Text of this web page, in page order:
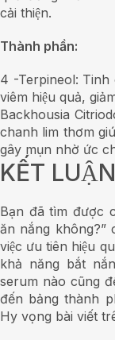
cải thiện.
Thành phần:
4 -Terpineol:
viêm hiệu quả,
Backhousia
chanh lim thơm
gây mụn nhờ ức
KẾT LUẬN
Bạn đã tìm được
ăn nắng không?”
việc ưu tiên hiệu
khả năng bắt
serum nào cũng
đến bảng thành
Hy vọng bài viết